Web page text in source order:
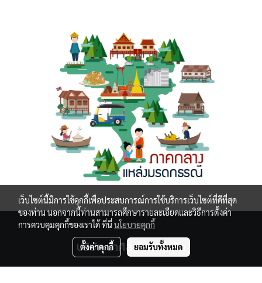
บริษัท นำศิลปไทย จำกัด
เว็บไซต์นี้มีการใช้คุกกี้เพื่อประสบการณ์การใช้บริการเว็บไซต์ที่ดีที่สุด
ของท่าน นอกจากนี้ท่านสามารถศึกษารายละเอียดและวิธีการตั้งค่า
การควบคุมคุกกี้ของเราได้ ที่นี่นโยบายคุกกี้
ตั้งค่าคุกกี้ ยอมรับทั้งหมด